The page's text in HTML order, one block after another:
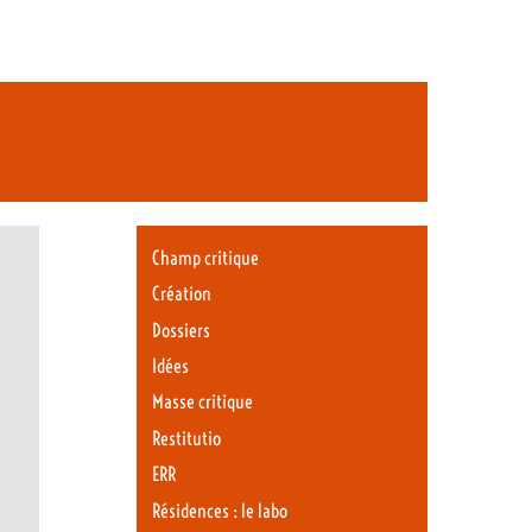
Champ critique
Création
Dossiers
Idées
Masse critique
Restitutio
ERR
Résidences : le labo